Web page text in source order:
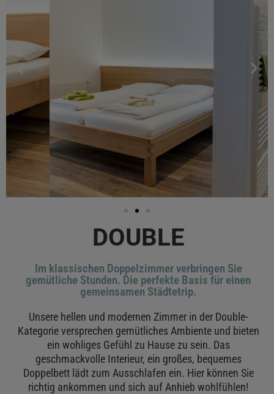
DOUBLE
Im klassischen Doppelzimmer verbringen Sie
gemütliche Stunden. Die perfekte Basis für einen
gemeinsamen Städtetrip.
Unsere hellen und modernen Zimmer in der Double-
Kategorie versprechen gemütliches Ambiente und bieten
ein wohliges Gefühl zu Hause zu sein. Das
geschmackvolle Interieur, ein großes, bequemes
Doppelbett lädt zum Ausschlafen ein. Hier können Sie
richtig ankommen und sich auf Anhieb wohlfühlen!